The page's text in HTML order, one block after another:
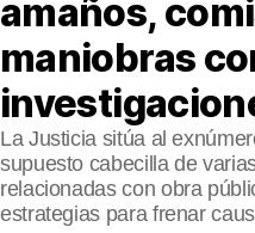
ElConstitucional +
MásQueEstilo
MásQuePartidos
MásQueSucesos
amaños,
maniobras
La Justicia sitúa al
supuesto cabecilla de
relacionadas con obra
estrategias para frenar